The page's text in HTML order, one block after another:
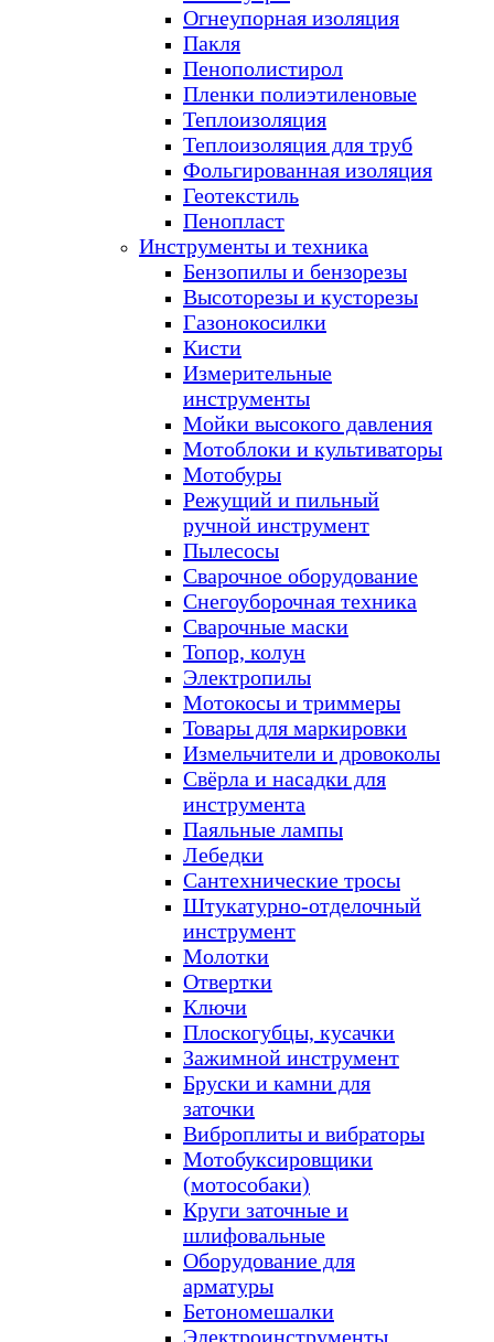
Огнеупорная изоляция
Пакля
Пенополистирол
Пленки полиэтиленовые
Теплоизоляция
Теплоизоляция для труб
Фольгированная изоляция
Геотекстиль
Пенопласт
Инструменты и техника
Бензопилы и бензорезы
Высоторезы и кусторезы
Газонокосилки
Кисти
Измерительные
инструменты
Мойки высокого давления
Мотоблоки и культиваторы
Мотобуры
Режущий и пильный
ручной инструмент
Пылесосы
Сварочное оборудование
Снегоуборочная техника
Сварочные маски
Топор, колун
Электропилы
Мотокосы и триммеры
Товары для маркировки
Измельчители и дровоколы
Свёрла и насадки для
инструмента
Паяльные лампы
Лебедки
Сантехнические тросы
Штукатурно-отделочный
инструмент
Молотки
Отвертки
Ключи
Плоскогубцы, кусачки
Зажимной инструмент
Бруски и камни для
заточки
Виброплиты и вибраторы
Мотобуксировщики
(мотособаки)
Круги заточные и
шлифовальные
Оборудование для
арматуры
Бетономешалки
Электроинструменты